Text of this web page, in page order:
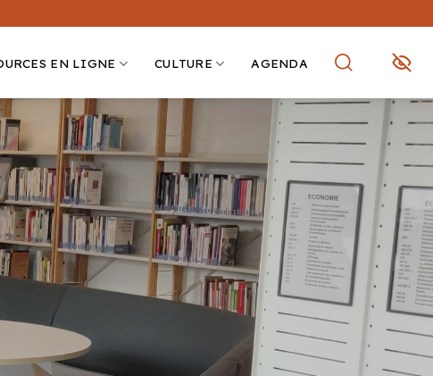
EN LIGNE CULTURE AGENDA